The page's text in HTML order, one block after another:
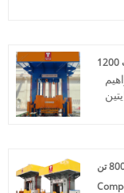
پانل مخزن آب 1200 تن 800 تن SMC Hydraulic For